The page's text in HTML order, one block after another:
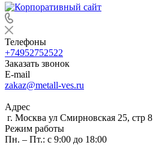
Телефоны
+74952752522
Заказать звонок
E-mail
zakaz@metall-ves.ru
Адрес
г. Москва ул Смирновская 25, стр 8
Режим работы
Пн. – Пт.: с 9:00 до 18:00